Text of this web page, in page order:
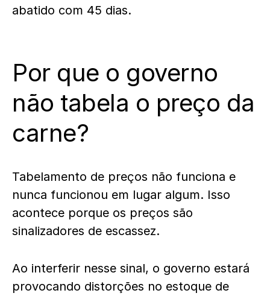
abatido com 45 dias.
Por que o governo
não tabela o preço da
carne?
Tabelamento de preços não funciona e
nunca funcionou em lugar algum. Isso
acontece porque os preços são
sinalizadores de escassez.
Ao interferir nesse sinal, o governo estará
provocando distorções no estoque de